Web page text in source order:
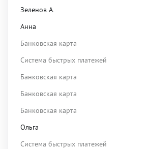
Зеленов А.
Анна
Банковская карта
Система быстрых платежей
Банковская карта
Банковская карта
Банковская карта
Ольга
Система быстрых платежей